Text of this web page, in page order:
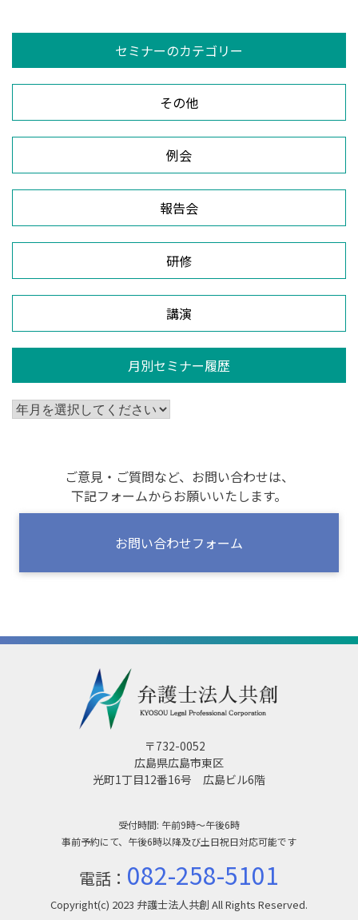
ビ
ン
セミナーのカテゴリー
その他
例会
報告会
研修
講演
月別セミナー履歴
ご意見・ご質問など、お問い合わせは、
下記フォームからお願いいたします。
お問い合わせフォーム
〒732-0052
広島県広島市東区
光町1丁目12番16号 広島ビル6階
受付時間: 午前9時～午後6時
事前予約にて、午後6時以降及び土日祝日対応可能です
電話： 082-258-5101
Copyright(c) 2023 弁護士法人共創 All Rights Reserved.